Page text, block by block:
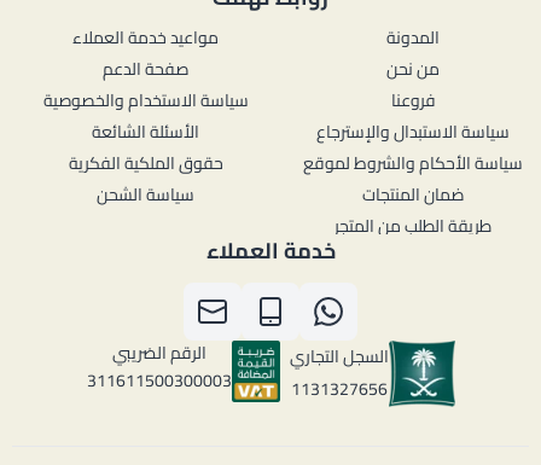
المدونة
من نحن
فروعنا
سياسة الاستبدال والإسترجاع
سياسة الأحكام والشروط لموقع
ضمان المنتجات
طريقة الطلب من المتجر
مواعيد خدمة العملاء
صفحة الدعم
سياسة الاستخدام والخصوصية
الأسئلة الشائعة
حقوق الملكية الفكرية
سياسة الشحن
خدمة العملاء
السجل التجاري
1131327656
الرقم الضريبي
311611500300003